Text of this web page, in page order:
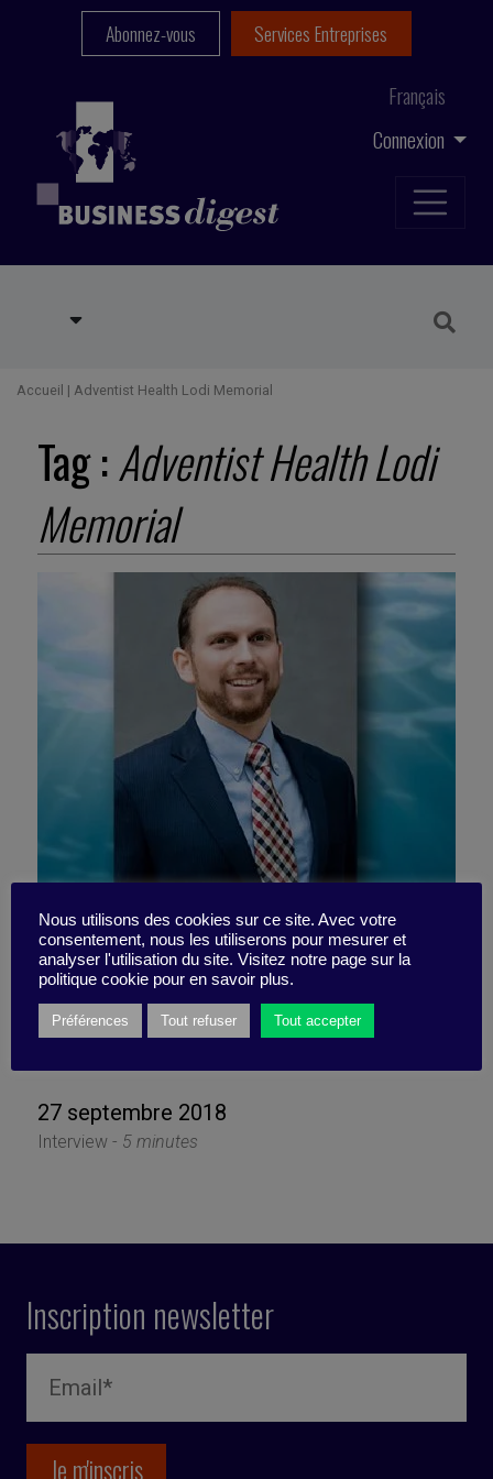
Connexion
Français
Abonnez-vous Services Entreprises
Accueil | Adventist Health Lodi Memorial
Tag :Adventist Health Lodi
Memorial
Adventist Health Lodi
Memorial La clarté au coeur
de la culture
27 septembre 2018
Interview - 5 minutes
Inscription newsletter
Nous utilisons des cookies sur ce site. Avec votre
consentement, nous les utiliserons pour mesurer et
analyser l'utilisation du site. Visitez notre page sur la
politique cookie pour en savoir plus.
Préférences Tout refuser Tout accepter